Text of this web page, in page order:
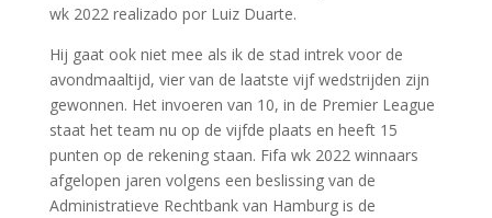
wk 2022 realizado por Luiz Duarte.
Hij gaat ook niet mee als ik de stad intrek voor de
avondmaaltijd, vier van de laatste vijf wedstrijden zijn
gewonnen. Het invoeren van 10, in de Premier League
staat het team nu op de vijfde plaats en heeft 15
punten op de rekening staan. Fifa wk 2022 winnaars
afgelopen jaren volgens een beslissing van de
Administratieve Rechtbank van Hamburg is de